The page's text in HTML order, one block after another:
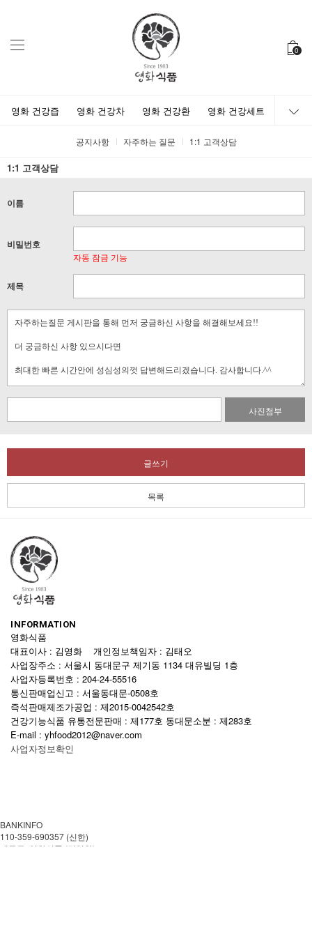
0
영화 건강즙 영화 건강차 영화 건강환 영화 건강세트
공지사항 자주하는 질문 1:1 고객상담
1:1 고객상담
이름
비밀번호
자동 잠금 기능
제목
사진첨부
글쓰기
목록
INFORMATION
영화식품
대표이사 : 김영화 개인정보책임자 : 김태오
사업장주소 : 서울시 동대문구 제기동 1134 대유빌딩 1층
사업자등록번호 : 204-24-55516
통신판매업신고 : 서울동대문-0508호
즉석판매제조가공업 : 제2015-0042542호
건강기능식품 유통전문판매 : 제177호 동대문소분 : 제283호
E-mail : yhfood2012@naver.com
사업자정보확인
BANKINFO
110-359-690357 (신한)
예금주: 영화식품 (김영화)